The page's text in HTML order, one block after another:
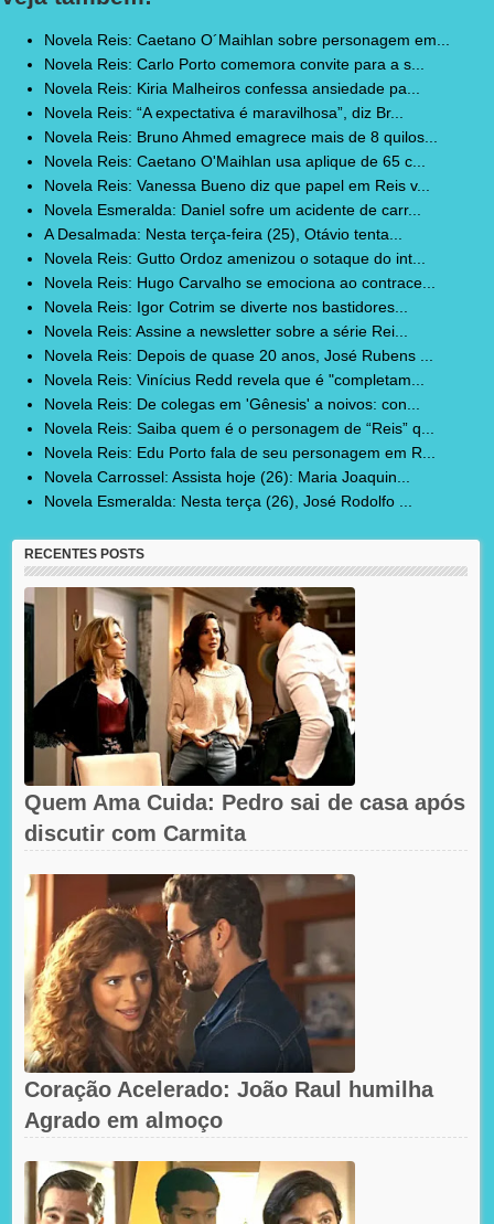
Novela Reis: Caetano O´Maihlan sobre personagem em...
Novela Reis: Carlo Porto comemora convite para a s...
Novela Reis: Kiria Malheiros confessa ansiedade pa...
Novela Reis: “A expectativa é maravilhosa”, diz Br...
Novela Reis: Bruno Ahmed emagrece mais de 8 quilos...
Novela Reis: Caetano O'Maihlan usa aplique de 65 c...
Novela Reis: Vanessa Bueno diz que papel em Reis v...
Novela Esmeralda: Daniel sofre um acidente de carr...
A Desalmada: Nesta terça-feira (25), Otávio tenta...
Novela Reis: Gutto Ordoz amenizou o sotaque do int...
Novela Reis: Hugo Carvalho se emociona ao contrace...
Novela Reis: Igor Cotrim se diverte nos bastidores...
Novela Reis: Assine a newsletter sobre a série Rei...
Novela Reis: Depois de quase 20 anos, José Rubens ...
Novela Reis: Vinícius Redd revela que é "completam...
Novela Reis: De colegas em 'Gênesis' a noivos: con...
Novela Reis: Saiba quem é o personagem de “Reis” q...
Novela Reis: Edu Porto fala de seu personagem em R...
Novela Carrossel: Assista hoje (26): Maria Joaquin...
Novela Esmeralda: Nesta terça (26), José Rodolfo ...
RECENTES POSTS
Quem Ama Cuida: Pedro sai de casa após
discutir com Carmita
Coração Acelerado: João Raul humilha
Agrado em almoço